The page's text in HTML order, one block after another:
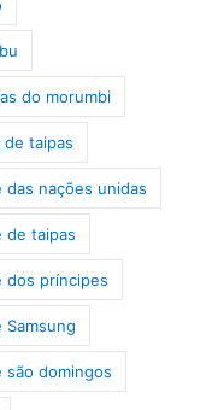
do morumbi
de taipas
nações unidas
de taipas
dos príncipes
são domingos